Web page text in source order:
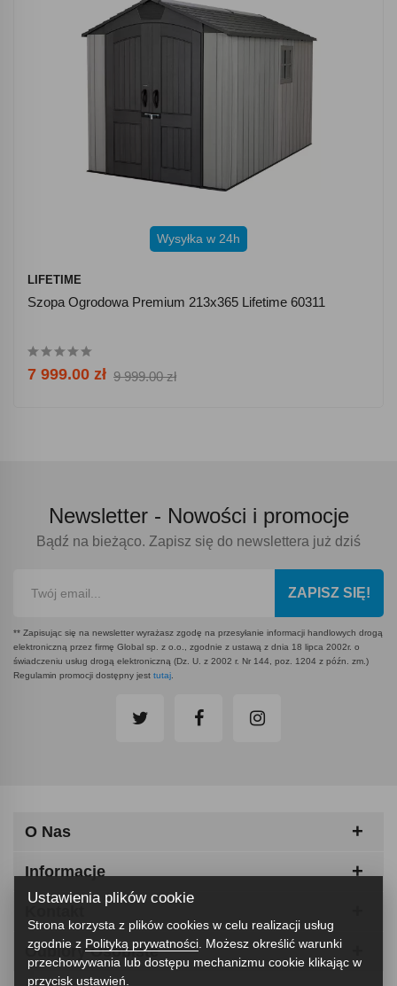
Wysyłka w 24h
LIFETIME
Szopa Ogrodowa Premium 213x365 Lifetime 60311
7 999.00 zł 9 999.00 zł
Newsletter - Nowości i promocje
Bądź na bieżąco. Zapisz się do newslettera już dziś
ZAPISZ SIĘ!
** Zapisując się na newsletter wyrażasz zgodę na przesyłanie informacji handlowych drogą
elektroniczną przez firmę Global sp. z o.o., zgodnie z ustawą z dnia 18 lipca 2002r. o
świadczeniu usług drogą elektroniczną (Dz. U. z 2002 r. Nr 144, poz. 1204 z późn. zm.)
Regulamin promocji dostępny jest tutaj
O Nas
Informacje
Odbiory Osobiste
Ustawienia plików cookie
Strona korzysta z plików cookies w celu realizacji usług
zgodnie z Polityką prywatności . Możesz określić warunki
przechowywania lub dostępu mechanizmu cookie klikając w
przycisk ustawień.